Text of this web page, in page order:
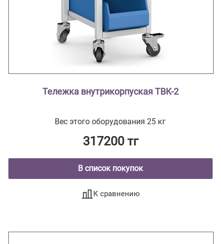
Тележка внутрикорпуская ТВК-2
Вес этого оборудования 25 кг
317200 тг
В список покупок
К сравнению